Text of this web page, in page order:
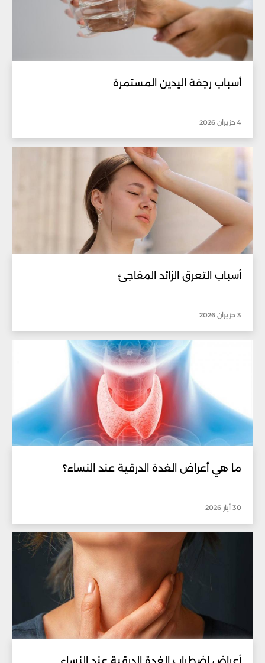
أسباب رجفة اليدين المستمرة
4 حزيران 2026
أسباب التعرق الزائد المفاجئ
3 حزيران 2026
ما هي أعراض الغدة الدرقية عند النساء؟
30 أيار 2026
أعراض اضطراب الغدة الدرقية عند النساء